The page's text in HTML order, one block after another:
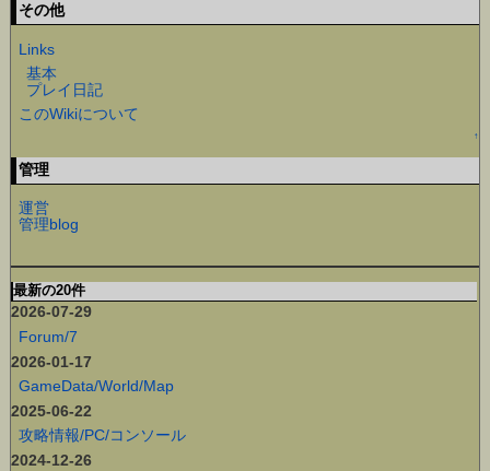
その他
Links
基本
プレイ日記
このWikiについて
↑
管理
運営
管理blog
最新の20件
2026-07-29
Forum/7
2026-01-17
GameData/World/Map
2025-06-22
攻略情報/PC/コンソール
2024-12-26